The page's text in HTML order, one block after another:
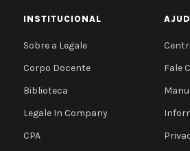
INSTITUCIONAL
Sobre a Legale
Corpo Docente
Biblioteca
Legale In Company
CPA
Fale